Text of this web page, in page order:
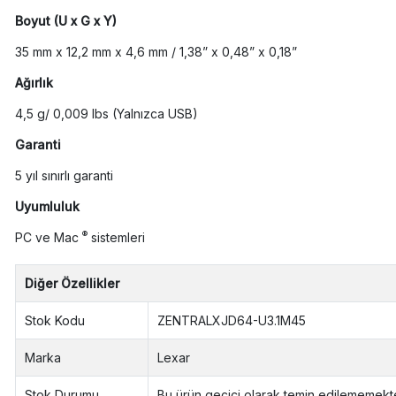
Boyut (U x G x Y)
35 mm x 12,2 mm x 4,6 mm / 1,38” x 0,48” x 0,18”
Ağırlık
4,5 g/ 0,009 lbs (Yalnızca USB)
Garanti
5 yıl sınırlı garanti
Uyumluluk
PC ve Mac ®sistemleri
Diğer Özellikler
Stok Kodu ZENTRALXJD64-U3.1M45
Marka Lexar